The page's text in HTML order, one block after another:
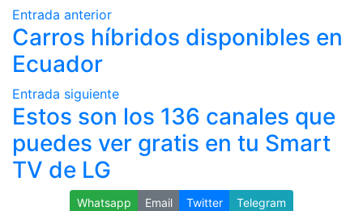
Entrada anterior
Carros híbridos disponibles en
Ecuador
Entrada siguiente
Estos son los 136 canales que
puedes ver gratis en tu Smart
TV de LG
Whatsapp Email Twitter Telegram